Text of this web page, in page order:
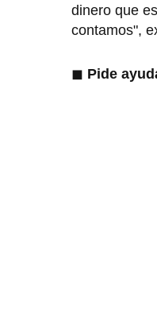
dinero que
contamos",
◼ Pide